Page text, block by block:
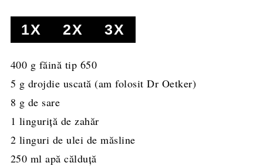
1X 2X 3X
400 g făină tip 650
5 g drojdie uscată (am folosit Dr Oetker)
8 g de sare
1 linguriță de zahăr
2 linguri deulei de măsline
250 mlapă călduță